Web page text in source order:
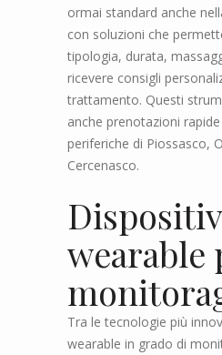
ormai standard anche
con soluzioni che
tipologia, durata,
ricevere consigli
trattamento. Questi
anche prenotazioni
periferiche di Piossasco,
Cercenasco.
wearable
Tra le tecnologie più
wearable in grado di